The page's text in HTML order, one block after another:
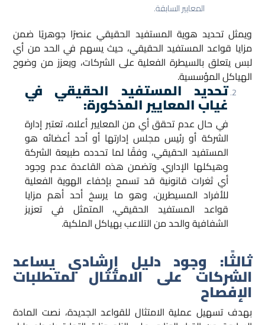
المعايير السابقة.
ويمثل تحديد هوية المستفيد الحقيقي عنصرًا جوهريًا ضمن
مزايا قواعد المستفيد الحقيقي، حيث يسهم في الحد من أي
لبس يتعلق بالسيطرة الفعلية على الشركات، ويعزز من وضوح
الهياكل المؤسسية.
تحديد المستفيد الحقيقي في
غياب المعايير المذكورة:
في حال عدم تحقق أي من المعايير أعلاه، تعتبر إدارة
الشركة أو رئيس مجلس إدارتها أو أحد أعضائه هو
المستفيد الحقيقي، وفقًا لما تحدده طبيعة الشركة
وهيكلها الإداري. وتضمن هذه القاعدة عدم وجود
أي ثغرات قانونية قد تسمح بإخفاء الهوية الفعلية
للأفراد المسيطرين، وهو ما يرسخ أحد أهم مزايا
قواعد المستفيد الحقيقي، المتمثل في تعزيز
الشفافية والحد من التلاعب بهياكل الملكية.
ثالثًا: وجود دليل إرشادي يساعد
الشركات على الامتثال لمتطلبات
الإفصاح
بهدف تسهيل عملية الامتثال للقواعد الجديدة، نصت المادة